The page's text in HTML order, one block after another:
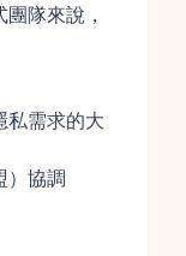
隊來說，
私需求的大
）協調